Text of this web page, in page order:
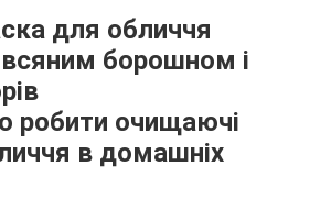
для обличчя
борошном і